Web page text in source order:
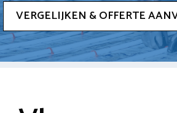
VERGELIJKEN & OFFERTE